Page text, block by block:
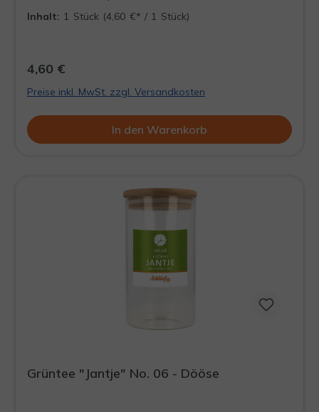
Abmessungen (H x B x T) 35 × 14 × 2-4 cm
Inhalt: 1 Stück (4,60 €* / 1 Stück)
4,60 €
Preise inkl. MwSt. zzgl. Versandkosten
In den Warenkorb
Grüntee "Jantje" No. 06 - Dööse